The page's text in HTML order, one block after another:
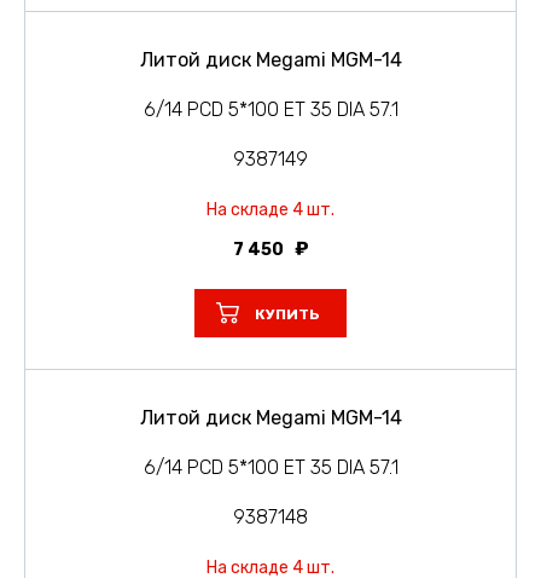
Литой диск Megami MGM-14
6/14 PCD 5*100 ET 35 DIA 57.1
9387149
На складе 4 шт.
7 450
КУПИТЬ
Литой диск Megami MGM-14
6/14 PCD 5*100 ET 35 DIA 57.1
9387148
На складе 4 шт.